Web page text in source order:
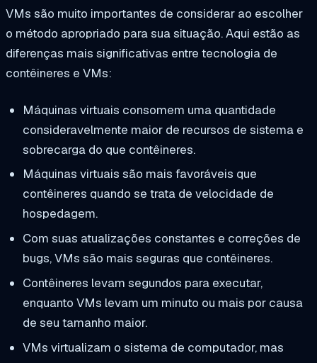
VMs são muito importantes de considerar ao escolher
o método apropriado para sua situação. Aqui estão as
diferenças mais significativas entre tecnologia de
contêineres e VMs:
Máquinas virtuais consomem uma quantidade
consideravelmente maior de recursos de sistema e
sobrecarga do que contêineres.
Máquinas virtuais são mais favoráveis que
contêineres quando se trata de velocidade de
hospedagem.
Com suas atualizações constantes e correções de
bugs, VMs são mais seguras que contêineres.
Contêineres levam segundos para executar,
enquanto VMs levam um minuto ou mais por causa
de seu tamanho maior.
VMs virtualizam o sistema de computador, mas